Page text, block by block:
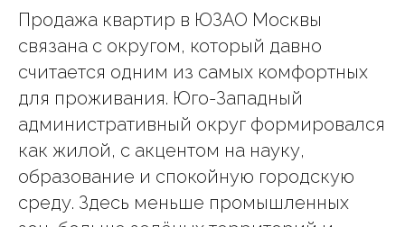
Продажа квартир в ЮЗАО Москвы
связана с округом, который давно
считается одним из самых комфортных
для проживания. Юго-Западный
административный округ формировался
как жилой, с акцентом на науку,
образование и спокойную городскую
среду. Здесь меньше промышленных